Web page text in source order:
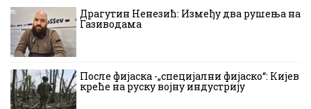
Драгутин Ненезић: Између два рушења на
Газиводама
После фијаска -„специјални фијаско“: Кијев
креће на руску војну индустрију